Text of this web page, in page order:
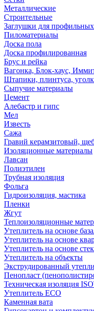
Металлические
Строительные
Заглушки для
Пиломатериалы
Доска пола
Доска профилированная
Брус и рейка
Вагонка, Блок-хаус,
Штапики, плинтуса,
Сыпучие материалы
Цемент
Алебастр и гипс
Мел
Известь
Сажа
Гравий керамзитовый,
Изоляционные материалы
Лавсан
Полиэтилен
Трубная изоляция
Фольга
Гидроизоляция, мастика
Пленки
Жгут
Теплоизоляционные
Утеплитель на основе
Утеплитель на основе
Утеплитель на основе
Утеплитель на объекты
Экструдированный
Пенопласт
Техническая изоляция
Утеплитель ECO
Каменная вата